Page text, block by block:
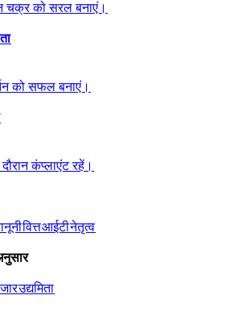
चक्र को सरल बनाएं।​​
को सफल बनाएं।​​
कंप्लाएंट रहें।​​
वित्त​​आईटी​​नेतृत्व​​
उद्यमिता​​